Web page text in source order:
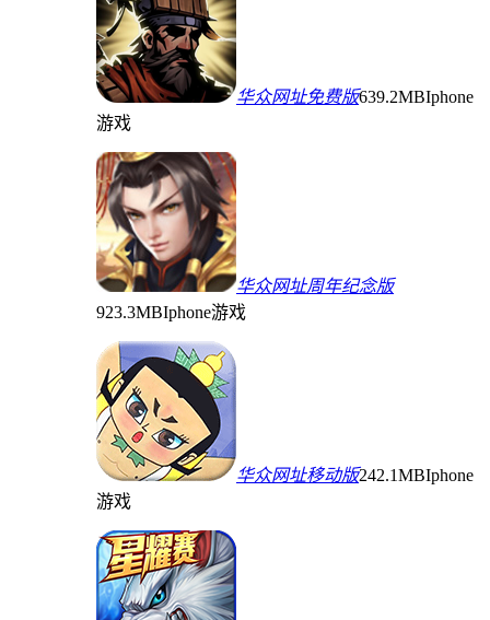
华众网址免费版639.2MBIphone
游戏
华众网址周年纪念版
923.3MBIphone游戏
华众网址移动版242.1MBIphone
游戏